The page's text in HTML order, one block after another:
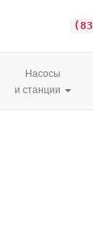
Насосы
и станции